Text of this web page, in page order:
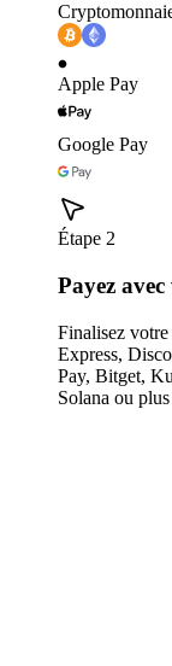
Apple Pay
Google Pay
Étape 2
Payez
Finalisez
Express,
Pay, Bitget,
Solana ou